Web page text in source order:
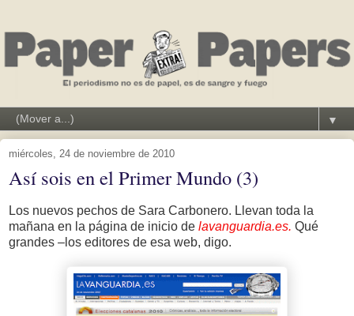
▼
miércoles, 24 de noviembre de 2010
Así sois en el Primer Mundo (3)
Los nuevos pechos de Sara Carbonero. Llevan toda la
mañana en la página de inicio de lavanguardia.es. Qué
grandes –los editores de esa web, digo.